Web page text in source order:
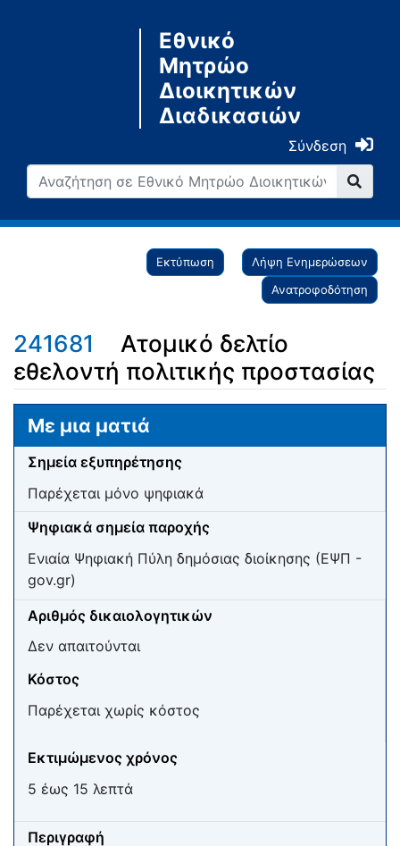
Εθνικό
Μητρώο
Διοικητικών
Διαδικασιών
Σύνδεση
Εκτύπωση
Λήψη Ενημερώσεων
Ανατροφοδότηση
241681
Ατομικό δελτίο
εθελοντή πολιτικής προστασίας
Μετάβαση σε: πλοήγηση
Με μια ματιά
Σημεία εξυπηρέτησης
Παρέχεται μόνο ψηφιακά
Ψηφιακά σημεία παροχής
Ενιαία Ψηφιακή Πύλη δημόσιας διοίκησης (ΕΨΠ -
gov.gr)
Αριθμός δικαιολογητικών
Δεν απαιτούνται
Κόστος
Παρέχεται χωρίς κόστος
Εκτιμώμενος χρόνος
5 έως 15 λεπτά
Περιγραφή